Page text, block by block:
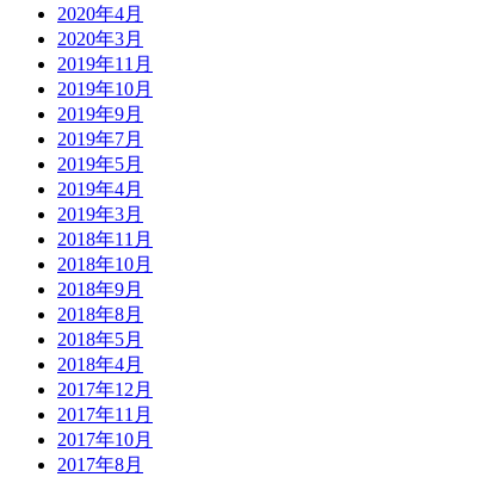
2020年4月
2020年3月
2019年11月
2019年10月
2019年9月
2019年7月
2019年5月
2019年4月
2019年3月
2018年11月
2018年10月
2018年9月
2018年8月
2018年5月
2018年4月
2017年12月
2017年11月
2017年10月
2017年8月